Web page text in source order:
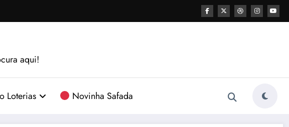
aqui!
Loterias Novinha Safada